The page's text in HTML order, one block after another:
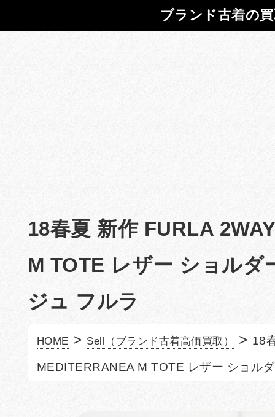
ブランド古着の
18春夏 新作 FURLA
M TOTE レザー ショル
ジュ フルラ
HOME > Sell（ブランド古着高価買取） > 18
MEDITERRANEA M TOTE レザー ショル